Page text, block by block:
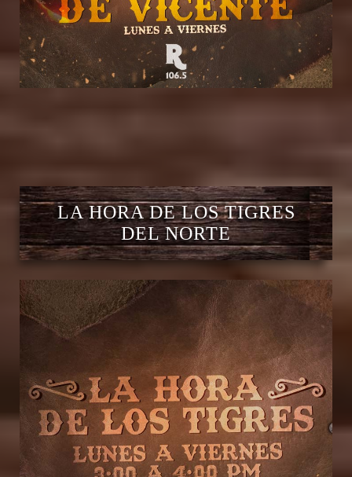
LA HORA DE LOS TIGRES
DEL NORTE